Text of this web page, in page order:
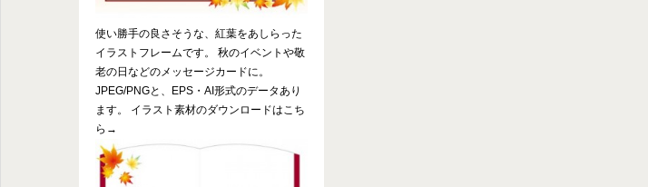
使い勝手の良さそうな、紅葉をあしらった
イラストフレームです。 秋のイベントや敬
老の日などのメッセージカードに。
JPEG/PNGと、EPS・AI形式のデータあり
ます。 イラスト素材のダウンロードはこち
ら→